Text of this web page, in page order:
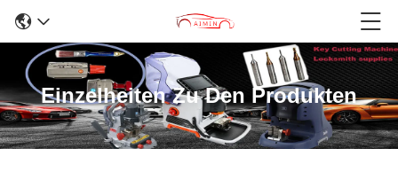
Einzelheiten Zu Den Produkten